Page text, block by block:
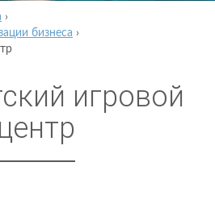
›
бизнеса ›
игровой
центр